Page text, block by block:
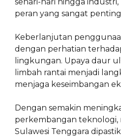
peran yang sangat
Keberlanjutan
dengan perhatian
lingkungan. Upaya daur
limbah rantai menjadi
menjaga keseimbangan
Dengan semakin
perkembangan teknologi,
Sulawesi Tenggara